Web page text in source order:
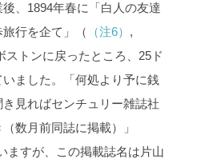
、1894年春に「白人の友達
行を企て」（
（注6） ,
ストンに戻ったところ、25ド
ました。「何処より予に銭
見ればセンチュリー雑誌社
数月前同誌に掲載）」
ますが、この掲載誌名は片山